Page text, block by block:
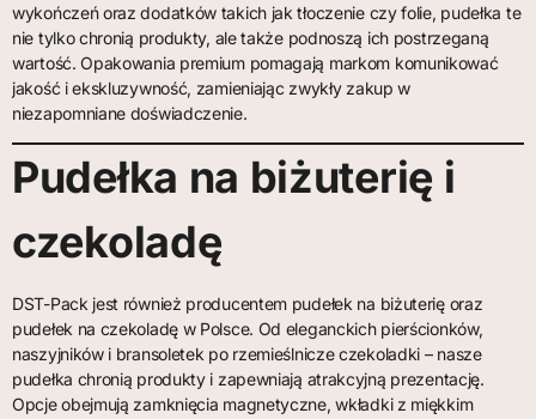
wykończeń oraz dodatków takich jak tłoczenie czy folie, pudełka te
nie tylko chronią produkty, ale także podnoszą ich postrzeganą
wartość. Opakowania premium pomagają markom komunikować
jakość i ekskluzywność, zamieniając zwykły zakup w
niezapomniane doświadczenie.
Pudełka na biżuterię i
czekoladę
DST-Pack jest również producentem pudełek na biżuterię oraz
pudełek na czekoladę w Polsce. Od eleganckich pierścionków,
naszyjników i bransoletek po rzemieślnicze czekoladki – nasze
pudełka chronią produkty i zapewniają atrakcyjną prezentację.
Opcje obejmują zamknięcia magnetyczne, wkładki z miękkim